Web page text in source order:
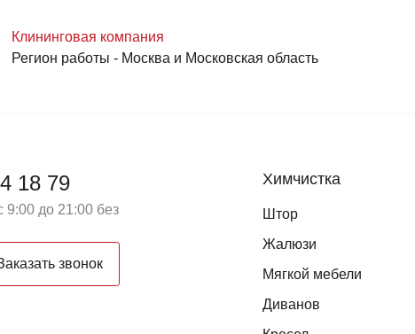
Клининговая компания
Регион работы - Москва и Московская область
18 79
9:00 до 21:00 без
звонок
Химчистка
Штор
Жалюзи
Мягкой мебели
Диванов